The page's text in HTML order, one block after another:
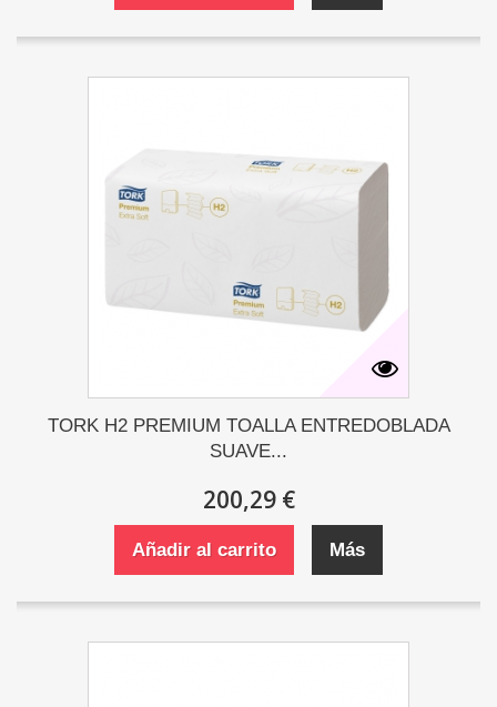
TORK H2 PREMIUM TOALLA ENTREDOBLADA
SUAVE...
200,29 €
Añadir al carrito Más